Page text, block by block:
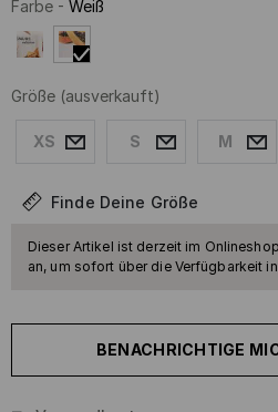
Farbe - Weiß
Größe (ausverkauft)
XS S M
Finde Deine Größe
Dieser Artikel ist derzeit im
an, um sofort über die Verfügbarkeit
BENACHRICHTIGE